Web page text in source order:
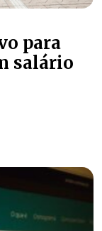
para
salário